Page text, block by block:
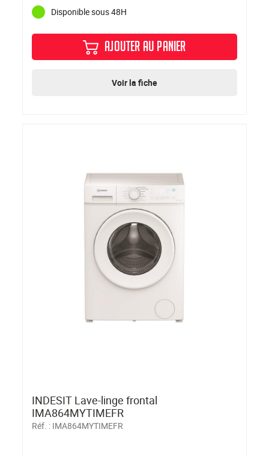
Disponible sous 48H
AJOUTER AU PANIER
Voir la fiche
INDESIT Lave-linge frontal
IMA864MYTIMEFR
Réf. : IMA864MYTIMEFR